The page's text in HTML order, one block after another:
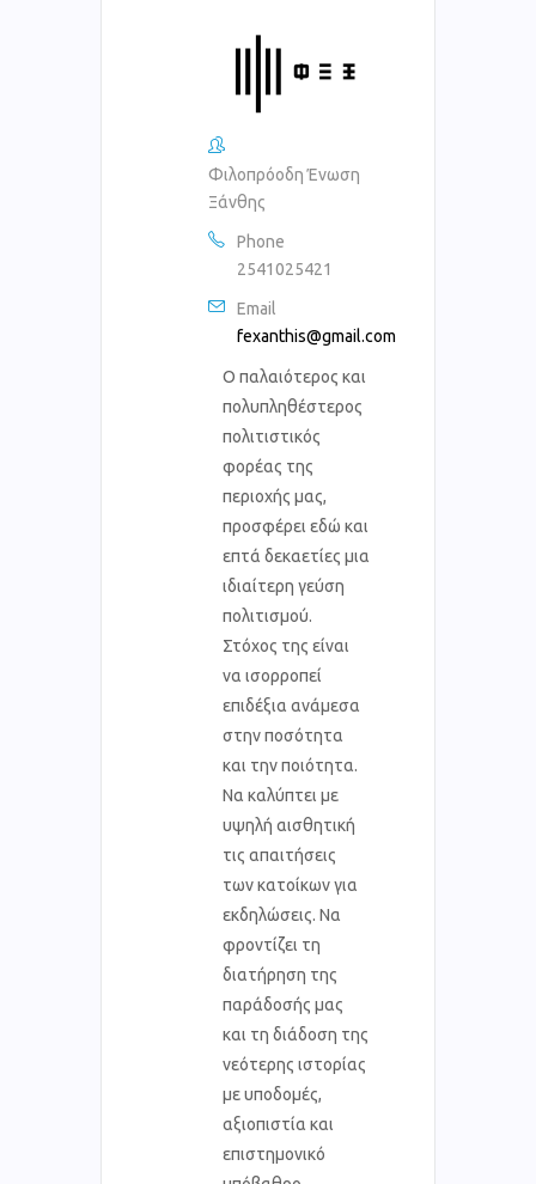
Φιλοπρόοδη Ένωση
Ξάνθης
Phone
2541025421
Email
fexanthis@gmail.com
Ο παλαιότερος και
πολυπληθέστερος
πολιτιστικός
φορέας της
περιοχής μας,
προσφέρει εδώ και
επτά δεκαετίες μια
ιδιαίτερη γεύση
πολιτισμού.
Στόχος της είναι
να ισορροπεί
επιδέξια ανάμεσα
στην ποσότητα
και την ποιότητα.
Να καλύπτει με
υψηλή αισθητική
τις απαιτήσεις
των κατοίκων για
εκδηλώσεις. Να
φροντίζει τη
διατήρηση της
παράδοσής μας
και τη διάδοση της
νεότερης ιστορίας
με υποδομές,
αξιοπιστία και
επιστημονικό